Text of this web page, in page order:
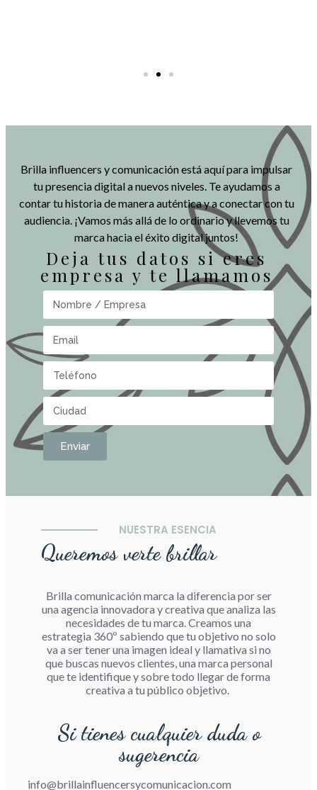
Brilla influencers y comunicación está aquí para impulsar
tu presencia digital a nuevos niveles. Te ayudamos a
contar tu historia de manera auténtica y a conectar con tu
audiencia. ¡Vamos más allá de lo ordinario y llevemos tu
marca hacia el éxito digital juntos!
Deja tus datos si eres
empresa y te llamamos
NUESTRA ESENCIA
Brilla comunicación marca la diferencia por ser
una agencia innovadora y creativa que analiza las
necesidades de tu marca. Creamos una
estrategia 360º sabiendo que tu objetivo no solo
va a ser tener una imagen ideal y llamativa si no
que buscas nuevos clientes, una marca personal
que te identifique y sobre todo llegar de forma
Si tienes cualquier duda o
sugerencia